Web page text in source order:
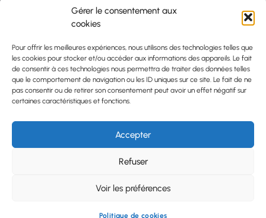
Gérer le consentement aux
cookies
Pour offrir les meilleures expériences, nous utilisons des technologies telles que
les cookies pour stocker et/ou accéder aux informations des appareils. Le fait
de consentir à ces technologies nous permettra de traiter des données telles
que le comportement de navigation ou les ID uniques sur ce site. Le fait de ne
pas consentir ou de retirer son consentement peut avoir un effet négatif sur
certaines caractéristiques et fonctions.
Accepter
Refuser
Voir les préférences
Politique de cookies
l’efficacité qui s’imposent.
30 ansque j’arpente le milieu, je ne croise
aucun membre actif en poste qui possède la
connaissance, l’expérience et surtout la
méthodologie pour gérer une production
audiovisuelle. On banalise, on minimise et on place
les sociétés de production, les réalisateurs, les
Apprendre cette méthodologie et la respecter
c’est améliorer vos futurs résultats, quel que soit